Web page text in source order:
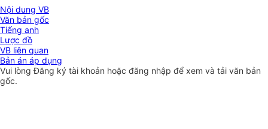
Nội dung VB
Văn bản gốc
Tiếng anh
Lược đồ
VB liên quan
Bản án áp dụng
Vui lòngĐăng ký tài khoản hoặc đăng nhập để xem và tải văn bản
gốc.